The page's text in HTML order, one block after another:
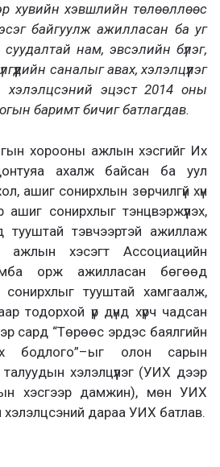
хувийн хэвшлийн төлөөллөөс
байгуулж ажилласан ба уг
нам, эвсэлийн бүлэг,
саналыг авах, хэлэлцүүлэг
хэлэлцсэний эцэст 2014 оны
баримт бичиг батлагдав.
хорооны ажлын хэсгийг Их
ахалж байсан ба уул
ашиг сонирхлын зөрчилгүй хүн
сонирхлыг тэнцвэржүүлэх,
тууштай тэвчээртэй ажиллаж
хэсэгт Ассоциацийн
орж ажилласан бөгөөд
сонирхлыг тууштай хамгаалж,
тодорхой үр дүнд хүрч чадсан
сард “Төрөөс эрдэс баялгийн
бодлого”–ыг олон сарын
хэлэлцүүлэг (УИХ дээр
хэсгээр дамжин), мөн УИХ
хэлэлцсэний дараа УИХ батлав.